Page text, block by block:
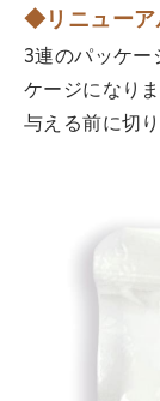
◆リニューア
3連のパッケー
ケージになりま
与える前に切